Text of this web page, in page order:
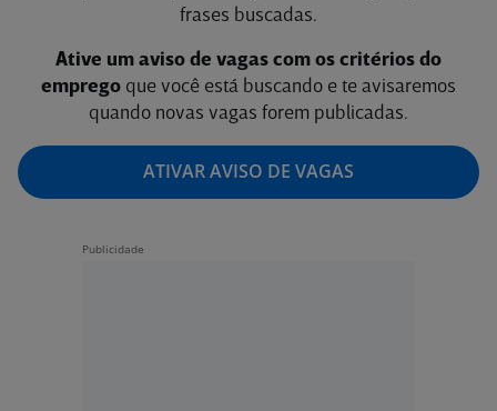
frases buscadas.
Ative um aviso de vagas com os critérios do
emprego que você está buscando e te avisaremos
quando novas vagas forem publicadas.
ATIVAR AVISO DE VAGAS